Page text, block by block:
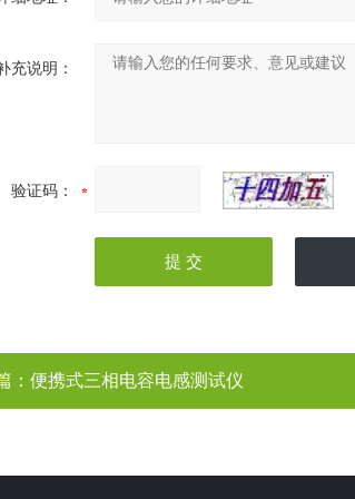
充说明：
验证码：
： 便携式三相电容电感测试仪